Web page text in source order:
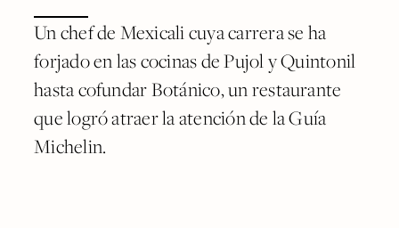
Un chef de Mexicali cuya carrera se ha
forjado en las cocinas de Pujol y Quintonil
hasta cofundar Botánico, un restaurante
que logró atraer la atención de la Guía
Michelin.